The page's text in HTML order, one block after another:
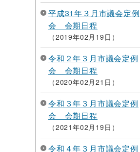
平成31年３月市議会定例
会 会期日程
2019年02月19日
令和２年３月市議会定例
会 会期日程
2020年02月21日
令和３年３月市議会定例
会 会期日程
2021年02月19日
令和４年３月市議会定例